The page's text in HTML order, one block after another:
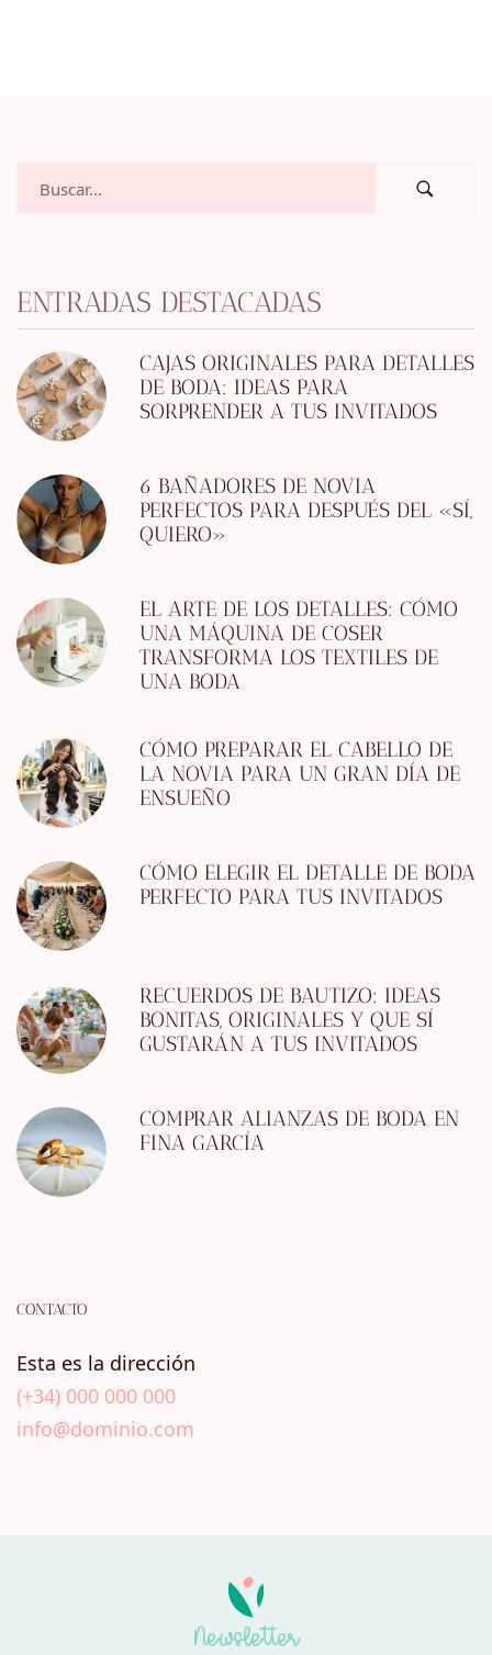
ENTRADAS DESTACADAS
CAJAS ORIGINALES PARA DETALLES
DE BODA: IDEAS PARA
SORPRENDER A TUS INVITADOS
6 BAÑADORES DE NOVIA
PERFECTOS PARA DESPUÉS DEL «SÍ,
QUIERO»
EL ARTE DE LOS DETALLES: CÓMO
UNA MÁQUINA DE COSER
TRANSFORMA LOS TEXTILES DE
UNA BODA
CÓMO PREPARAR EL CABELLO DE
LA NOVIA PARA UN GRAN DÍA DE
ENSUEÑO
CÓMO ELEGIR EL DETALLE DE BODA
PERFECTO PARA TUS INVITADOS
RECUERDOS DE BAUTIZO: IDEAS
BONITAS, ORIGINALES Y QUE SÍ
GUSTARÁN A TUS INVITADOS
COMPRAR ALIANZAS DE BODA EN
FINA GARCÍA
CONTACTO
Esta es la dirección
(+34) 000 000 000
info@dominio.com
Newsletter